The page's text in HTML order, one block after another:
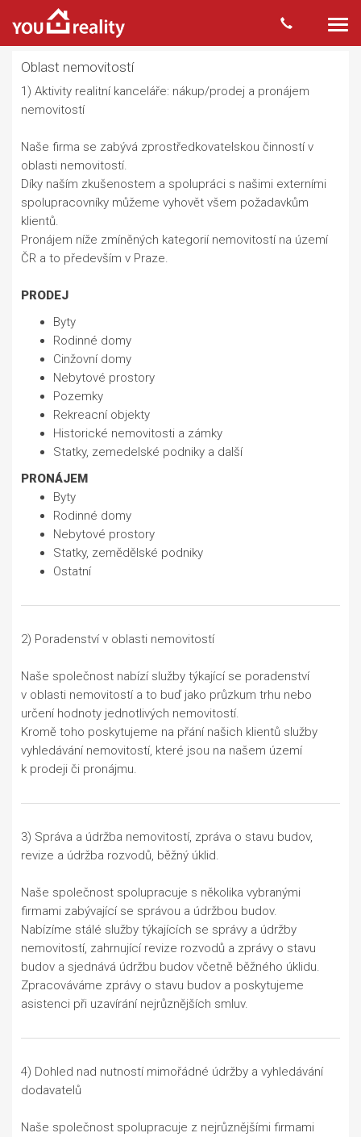
Oblast nemovitostí
1) Aktivity realitní kanceláře: nákup/prodej a pronájem
nemovitostí
Naše firma se zabývá zprostředkovatelskou činností v
oblasti nemovitostí.
Díky naším zkušenostem a spolupráci s našimi externími
spolupracovníky můžeme vyhovět všem požadavkům
klientů.
Pronájem níže zmíněných kategorií nemovitostí na území
ČR a to především v Praze.
PRODEJ
Byty
Rodinné domy
Cinžovní domy
Nebytové prostory
Pozemky
Rekreacní objekty
Historické nemovitosti a zámky
Statky, zemedelské podniky a další
PRONÁJEM
Byty
Rodinné domy
Nebytové prostory
Statky, zemědělské podniky
Ostatní
2) Poradenství v oblasti nemovitostí
Naše společnost nabízí služby týkající se poradenství
v oblasti nemovitostí a to buď jako průzkum trhu nebo
určení hodnoty jednotlivých nemovitostí.
Kromě toho poskytujeme na přání našich klientů služby
vyhledávání nemovitostí, které jsou na našem území
k prodeji či pronájmu.
3) Správa a údržba nemovitostí, zpráva o stavu budov,
revize a údržba rozvodů, běžný úklid.
Naše společnost spolupracuje s několika vybranými
firmami zabývající se správou a údržbou budov.
Nabízíme stálé služby týkajících se správy a údržby
nemovitostí, zahrnující revize rozvodů a zprávy o stavu
budov a sjednává údržbu budov včetně běžného úklidu.
Zpracováváme zprávy o stavu budov a poskytujeme
asistenci při uzavírání nejrůznějších smluv.
4) Dohled nad nutností mimořádné údržby a vyhledávání
dodavatelů
Naše společnost spolupracuje z nejrůznějšími firmami